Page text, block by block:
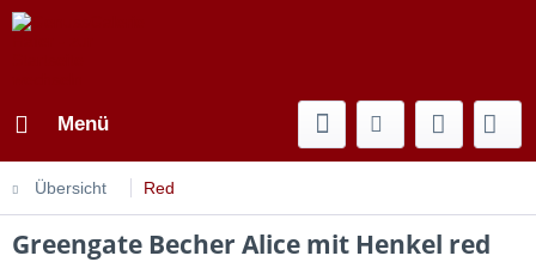
Menü
Übersicht Red
Greengate Becher Alice mit Henkel red